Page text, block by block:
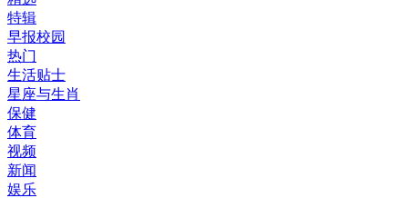
特辑
早报校园
热门
生活贴士
星座与生肖
保健
体育
视频
新闻
娱乐